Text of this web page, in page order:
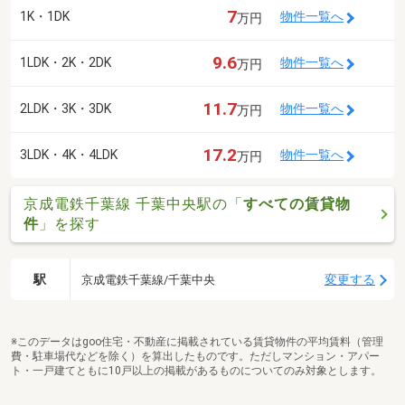
1K・1DK 7万円 物件一覧へ
1LDK・2K・2DK 9.6万円 物件一覧へ
2LDK・3K・3DK 11.7万円 物件一覧へ
3LDK・4K・4LDK 17.2万円 物件一覧へ
京成電鉄千葉線 千葉中央駅の「すべての賃貸物
件 」を探す
駅 京成電鉄千葉線/千葉中央 変更する
※このデータはgoo住宅・不動産に掲載されている賃貸物件の平均賃料（管理
費・駐車場代などを除く）を算出したものです。ただしマンション・アパー
ト・一戸建てともに10戸以上の掲載があるものについてのみ対象とします。